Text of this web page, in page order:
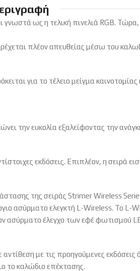
ως η τελική πινελιά RGB.
πλέον απευθείας μέσω του
για το τέλειο μείγμα
την ευκολία εξαλείφοντας την
εκδόσεις. Επιπλέον, η σειρά
της σειράς Strimer Wireless
ασύρματο ελεγκτή L-Wireless. Το L-
ασύρματο έλεγχο των εφέ φωτισμού
με τις προηγούμενες
το καλώδιο επέκτασης.